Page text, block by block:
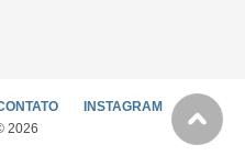
INSTAGRAM
2026